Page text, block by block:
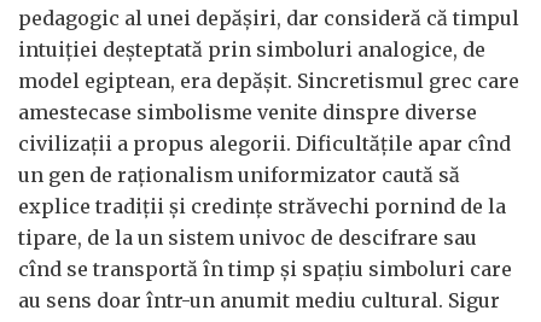
pedagogic al unei depăşiri, dar consideră că timpul
intuiţiei deşteptată prin simboluri analogice, de
model egiptean, era depăşit. Sincretismul grec care
amestecase simbolisme venite dinspre diverse
civilizaţii a propus alegorii. Dificultăţile apar cînd
un gen de raţionalism uniformizator caută să
explice tradiţii şi credinţe străvechi pornind de la
tipare, de la un sistem univoc de descifrare sau
cînd se transportă în timp şi spaţiu simboluri care
au sens doar într-un anumit mediu cultural. Sigur